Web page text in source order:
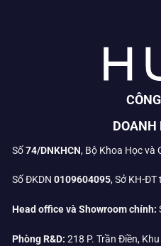
DOANH
Số74/DNKHCN, Bộ Khoa Học
Số ĐKDN 0109604095, Sở KH-
Head office và Showroom chính:
Phòng R&D: 218 P. Trần Điền,